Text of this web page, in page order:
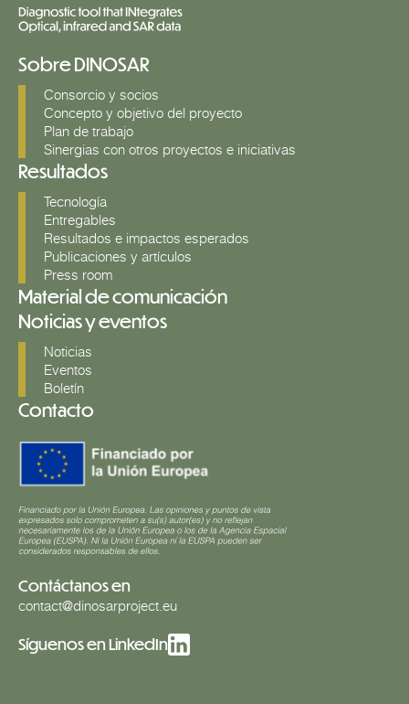
Sobre DINOSAR
Consorcio y socios
Concepto y objetivo del proyecto
Plan de trabajo
Sinergias con otros proyectos e iniciativas
Resultados
Tecnología
Entregables
Resultados e impactos esperados
Publicaciones y artículos
Press room
Material de comunicación
Noticias y eventos
Noticias
Eventos
Boletín
Contacto
Contáctanos en
contact@dinosarproject.eu
Síguenos en LinkedIn